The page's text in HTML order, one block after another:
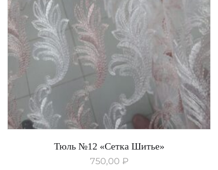
Тюль №12 «Сетка Шитье»
750,00 ₽